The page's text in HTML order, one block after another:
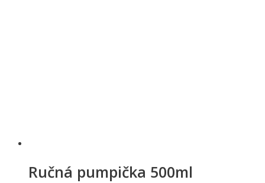
Ručná pumpička 500ml